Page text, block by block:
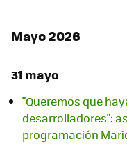
Mayo 2026
31 mayo
"Queremos que
desarrolladores":
programación